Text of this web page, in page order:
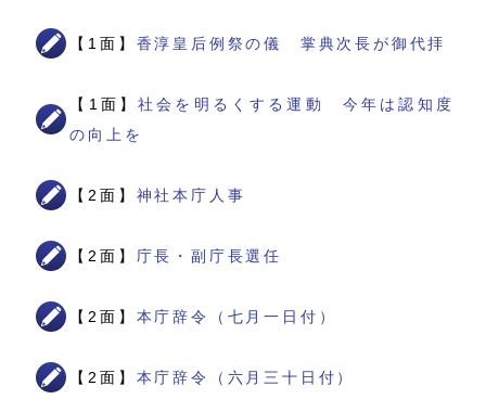
【1面】 香淳皇后例祭の儀 掌典次長が御代拝
【1面】社会を明るくする運動 今年は認知度
の向上を
【2面】 神社本庁人事
【2面】 庁長・副庁長選任
【2面】 本庁辞令（七月一日付）
【2面】 本庁辞令（六月三十日付）